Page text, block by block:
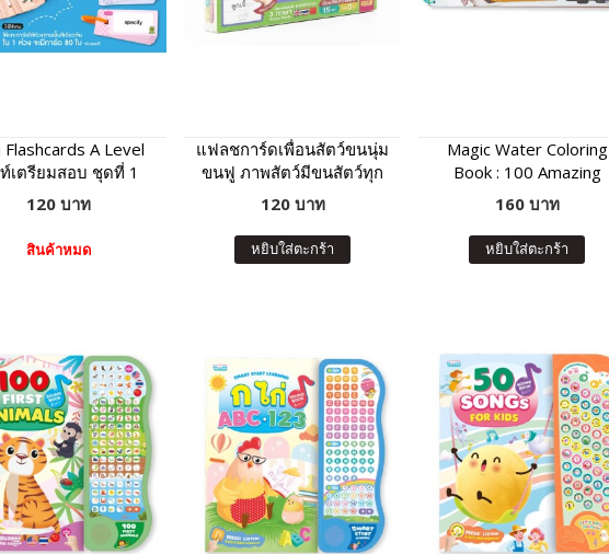
Flashcards A Level
เตรียมสอบ ชุดที่ 1
120 บาท
สินค้าหมด
แฟลชการ์ดเพื่อนสัตว์ขนนุ่ม
ขนฟู ภาพสัตว์มีขนสัตว์ทุก
แผ่น พร้อมคำศัพท์ 3 ภาษา
120 บาท
หยิบใส่ตะกร้า
Magic Water Coloring
Book : 100 Amazing
Animals
160 บาท
หยิบใส่ตะกร้า